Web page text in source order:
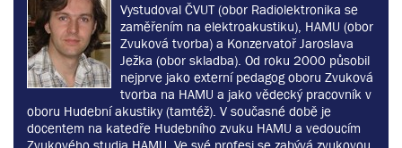
Vystudoval ČVUT (obor Radiolektronika se
zaměřením na elektroakustiku), HAMU (obor
Zvuková tvorba) a Konzervatoř Jaroslava
Ježka (obor skladba). Od roku 2000 působil
nejprve jako externí pedagog oboru Zvuková
tvorba na HAMU a jako vědecký pracovník v
oboru Hudební akustiky (tamtéž). V současné době je
docentem na katedře Hudebního zvuku HAMU a vedoucím
Zvukového studia HAMU. Ve své profesi se zabývá zvukovou